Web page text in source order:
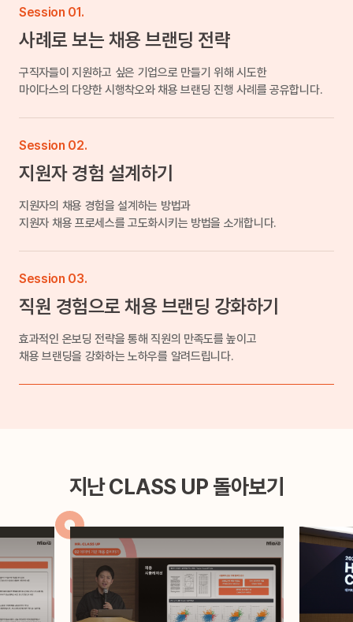
Session 01.
사례로 보는 채용 브랜딩 전략
구직자들이 지원하고 싶은 기업으로 만들기 위해 시도한
마이다스의 다양한 시행착오와 채용 브랜딩 진행 사례를 공유합니다.
Session 02.
지원자 경험 설계하기
지원자의 채용 경험을 설계하는 방법과
지원자 채용 프로세스를 고도화시키는 방법을 소개합니다.
Session 03.
직원 경험으로 채용 브랜딩 강화하기
효과적인 온보딩 전략을 통해 직원의 만족도를 높이고
채용 브랜딩을 강화하는 노하우를 알려드립니다.
지난 CLASS UP 돌아보기